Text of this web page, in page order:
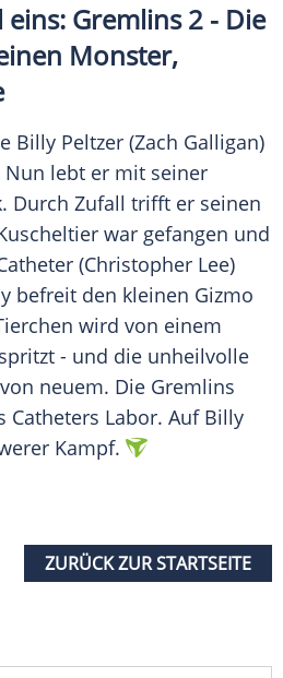
Gremlins 2 - Die
Monster,
Billy Peltzer (Zach Galligan)
lebt er mit seiner
. Durch Zufall trifft er seinen
war gefangen und
(Christopher Lee)
befreit den kleinen Gizmo
wird von einem
- und die unheilvolle
neuem. Die Gremlins
Catheters Labor. Auf Billy
Kampf.
ZURÜCK ZUR STARTSEITE